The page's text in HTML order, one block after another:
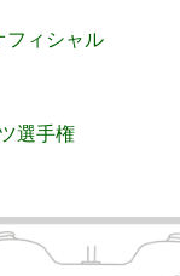
フィシャル
選手権